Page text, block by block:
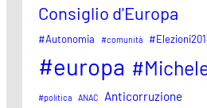
Consiglio d'Europa
#Autonomia #comunità
#europa
#politica ANAC Anticorruzione